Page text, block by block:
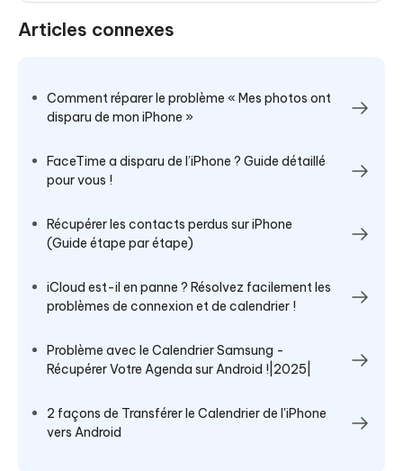
Articles connexes
Comment réparer le problème « Mes photos ont
disparu de mon iPhone »
FaceTime a disparu de l’iPhone ? Guide détaillé
pour vous !
Récupérer les contacts perdus sur iPhone
(Guide étape par étape)
iCloud est-il en panne ? Résolvez facilement les
problèmes de connexion et de calendrier !
Problème avec le Calendrier Samsung -
Récupérer Votre Agenda sur Android !|2025|
2 façons de Transférer le Calendrier de l'iPhone
vers Android